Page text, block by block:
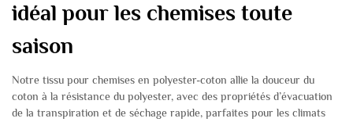
idéal pour les chemises toute
saison
Notre tissu pour chemises en polyester-coton allie la douceur du
coton à la résistance du polyester, avec des propriétés d’évacuation
de la transpiration et de séchage rapide, parfaites pour les climats